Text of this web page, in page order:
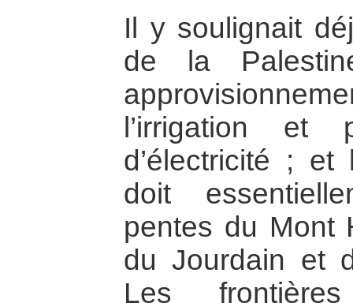
Il y soulignait
de la
l’irrigation et
d’électricité ; et
doit
pentes du Mont
du Jourdain et
Les